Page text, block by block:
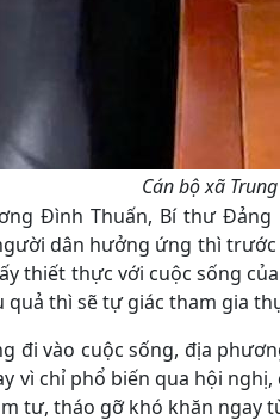
Cán bộ xã
Đình Thuấn, Bí thư Đảng
dân hưởng ứng thì trước
thiết thực với cuộc sống
quả thì sẽ tự giác tham gia
đi vào cuộc sống, địa
vì chỉ phổ biến qua hội
tư, tháo gỡ khó khăn ngay